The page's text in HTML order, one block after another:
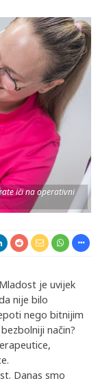
ići na operativni
je uvijek
nije bilo
nego bitnijim
način?
Danas smo